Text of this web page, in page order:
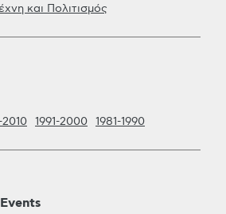
και Πολιτισμός
2010 1991-2000 1981-1990